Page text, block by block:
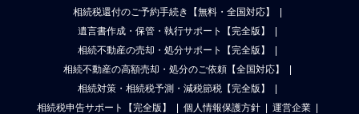
相続税還付のご予約手続き【無料・全国対応】
遺言書作成・保管・執行サポート【完全版】
相続不動産の売却・処分サポート【完全版】
相続不動産の高額売却・処分のご依頼【全国対応】
相続対策・相続税予測・減税節税【完全版】
相続税申告サポート【完全版】
個人情報保護方針 運営企業